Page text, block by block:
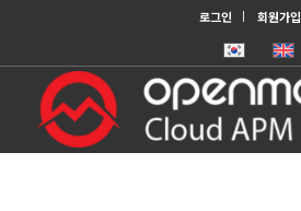
로그인 회원가입